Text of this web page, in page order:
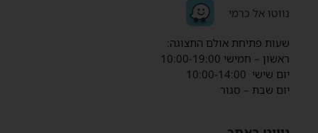
נווטו אל כרמי
שעות פתיחת אולם התצוגה:
ראשון – חמישי 10:00-19:00
יום שישי 10:00-14:00
יום שבת – סגור